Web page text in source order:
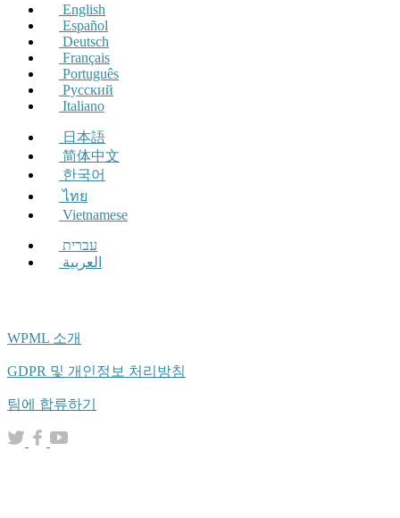
English
Español
Deutsch
Français
Português
Русский
Italiano
日本語
简体中文
한국어
ไทย
Vietnamese
עברית
العربية
WPML 소개
GDPR 및 개인정보 처리방침
팀에 합류하기
(새 (새(새